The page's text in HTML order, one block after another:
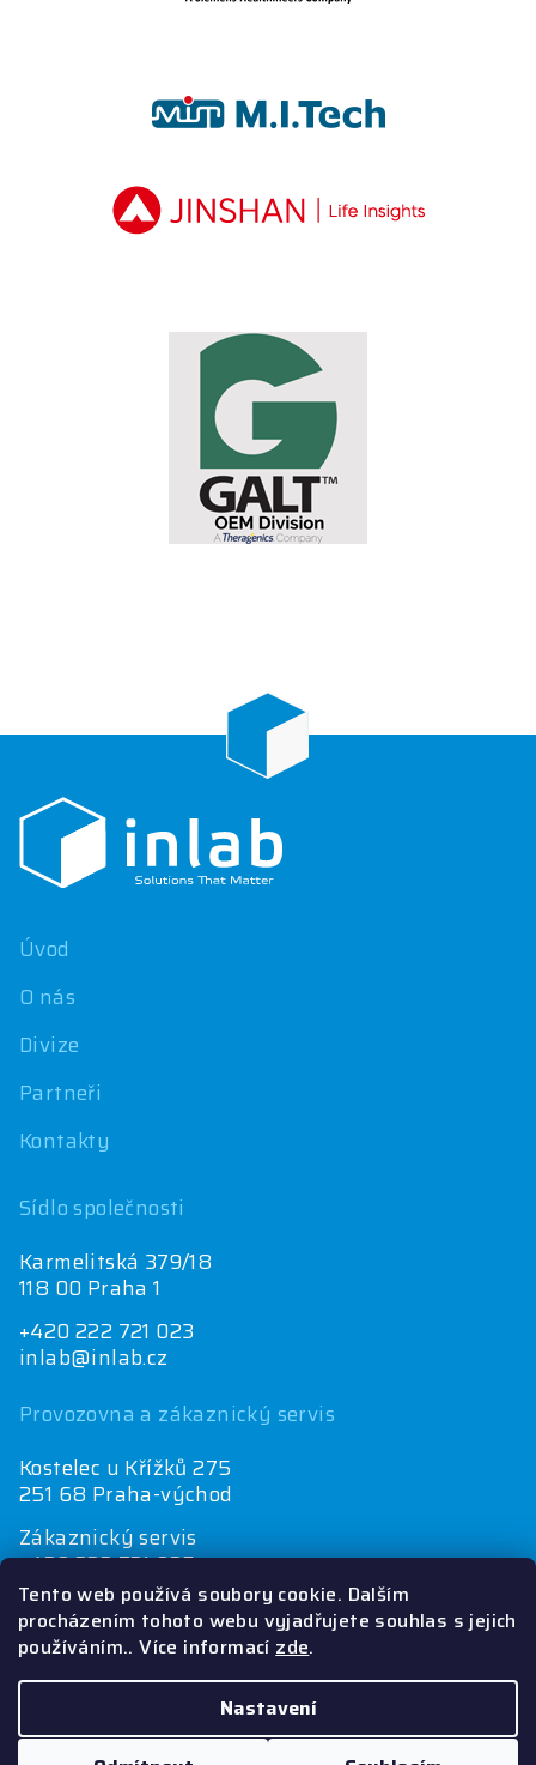
Tento web používá soubory cookie. Dalším
procházením tohoto webu vyjadřujete souhlas s jejich
používáním.. Více informacízde.
Nastavení
Z
Úvod
O nás
Divize
Partneři
Kontakty
Sídlo společnosti
Karmelitská 379/18
118 00 Praha 1
+420 222 721 023
inlab@inlab.cz
Provozovna a zákaznický servis
Kostelec u Křížků 275
251 68 Praha-východ
Zákaznický servis
+420 222 721 025
objednávky@inlab.cz
Ekonomické oddělení
+420 222 721 023
inlab@inlab.cz
Copyright 2026INLAB. Všechna práva vyhrazena.